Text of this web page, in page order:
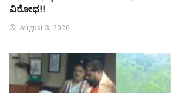
ವಿರೋಧ!!
August 3, 2026